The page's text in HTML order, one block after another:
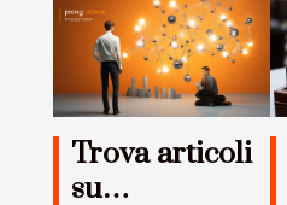
Trova articoli
su